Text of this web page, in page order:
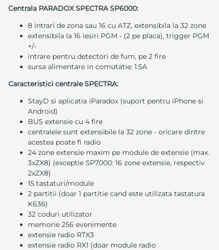
Centrala PARADOX SPECTRA SP6000:
8 intrari de zona sau 16 cu ATZ, extensibila la 32 zone
extensibila la 16 iesiri PGM - (2 pe placa), trigger PGM
+/-
intrare pentru detectori de fum, pe 2 fire
sursa alimentare in comutatie: 1.5A
Caracteristici centrale SPECTRA:
StayD si aplicatia iParadox (suport pentru iPhone si
Android)
BUS extensie cu 4 fire
centralele sunt extensibile la 32 zone - oricare dintre
acestea poate fi radio
24 zone extensie maxim pe module de extensie (max.
3xZX8) (exceptie SP7000: 16 zone extensie, respectiv
2xZX8)
15 tastaturi/module
2 partitii (doar 1 partitie cand este utilizata tastatura
K636)
32 coduri utilizator
memorie 256 evenimente
extensie radio RTX3
extensie radio RX1 (doar module radio